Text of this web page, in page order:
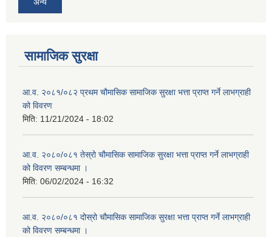
सामाजिक सुरक्षा
आ.व. २०८१/०८२ प्रथम चौमासिक सामाजिक सुरक्षा भत्ता प्राप्त गर्ने लाभग्राही
को विवरण
मिति: 11/21/2024 - 18:02
आ.व. २०८०/०८१ तेस्रो चौमासिक सामाजिक सुरक्षा भत्ता प्राप्त गर्ने लाभग्राही
को विवरण सम्बन्धमा ।
मिति: 06/02/2024 - 16:32
आ.व. २०८०/०८१ दोस्रो चौमासिक सामाजिक सुरक्षा भत्ता प्राप्त गर्ने लाभग्राही
को विवरण सम्बन्धमा ।